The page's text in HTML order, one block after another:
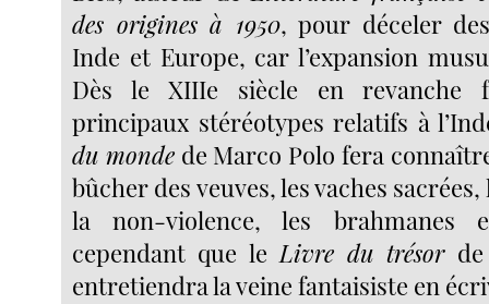
des origines à 1950, pour déceler
Inde et Europe, car l’expansion
Dès le XIIIe siècle en revanche
principaux stéréotypes relatifs à
du mondede Marco Polo fera
bûcher des veuves, les vaches
la non-violence, les brahmanes
cependant que leLivre du trésorde
entretiendra la veine fantaisiste en